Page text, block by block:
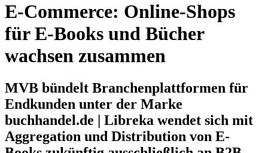
E-Commerce: Online-Shops
für E-Books und Bücher
wachsen zusammen
MVB bündelt Branchenplattformen für
Endkunden unter der Marke
buchhandel.de | Libreka wendet sich mit
Aggregation und Distribution von E-